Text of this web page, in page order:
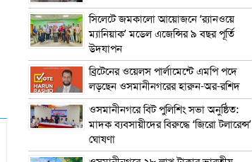
সিলেটে জমকালো আয়োজনে ‘র‍্যানওয়ে
ম্যানিয়াক’ মডেল এজেন্সির ৯ বছর পূর্তি
উদযাপন
ব্রিটেনের ওয়েলস পার্লামেন্টে এমপি পদে
লড়ছেন ওসমানীনগরের হারুন-অর-রশিদ
ওসমানীনগরে বিট পুলিশিং সভা অনুষ্ঠিত:
মাদক ব্যবসায়ীদের বিরুদ্ধে ‘জিরো টলারেন্স’
ঘোষণা